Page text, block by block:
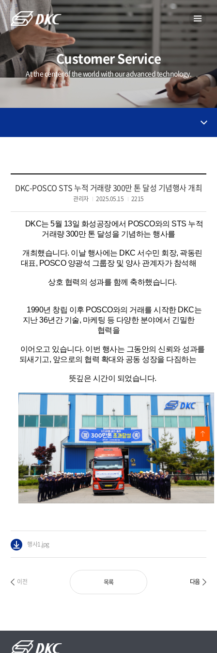
Customer Service
At the center of the world with our advanced technology.
DKC-POSCO STS 누적 거래량 300만 톤 달성 기념행사 개최
관리자 2025.05.15 2215
DKC는 5월 13일 화성공장에서 POSCO와의 STS 누적
거래량300만 톤 달성을 기념하는 행사를
개최했습니다. 이날 행사에는 DKC서수민 회장, 곽동린
대표, POSCO 양광석 그룹장 및 양사 관계자가 참석해
상호 협력의 성과를 함께 축하했습니다.
1990년 창립 이후 POSCO와의 거래를 시작한DKC는
지난36년간 기술, 마케팅 등 다양한 분야에서 긴밀한
협력을
이어오고 있습니다. 이번 행사는 그동안의 신뢰와 성과를
되새기고, 앞으로의 협력 확대와 공동 성장을 다짐하는
뜻깊은 시간이 되었습니다.
행사1.jpg
이전 목록 다음